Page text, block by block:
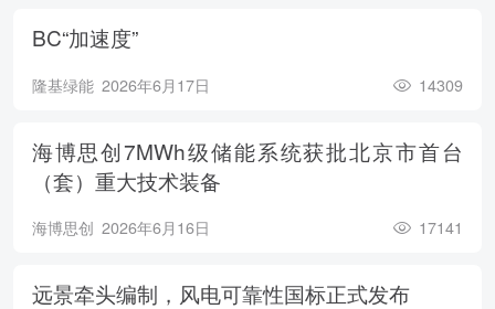
BC“加速度”
隆基绿能 2026年6月17日 14309
海博思创7MWh级储能系统获批北京市首台
（套）重大技术装备
海博思创 2026年6月16日 17141
远景牵头编制，风电可靠性国标正式发布